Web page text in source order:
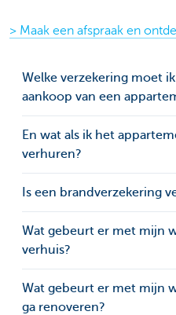
> Maak een afspraak en
Welke verzekering moet
aankoop van een
En wat als ik het
verhuren?
Is een brandverzekering
Wat gebeurt er met mijn
verhuis?
Wat gebeurt er met mijn
ga renoveren?